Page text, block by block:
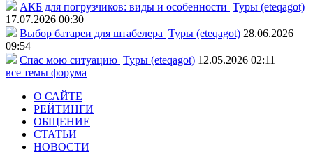
АКБ для погрузчиков: виды и особенности Туры (eteqagot)
17.07.2026 00:30
Выбор батареи для штабелера Туры (eteqagot) 28.06.2026
09:54
Спас мою ситуацию Туры (eteqagot) 12.05.2026 02:11
все темы форума
О САЙТЕ
РЕЙТИНГИ
ОБЩЕНИЕ
СТАТЬИ
НОВОСТИ